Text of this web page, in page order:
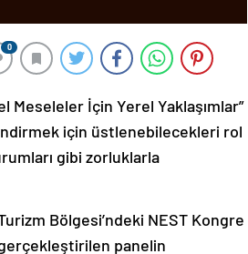
0
Meseleler İçin Yerel Yaklaşımlar”
için üstlenebilecekleri rol
gibi zorluklarla
Bölgesi’ndeki NEST Kongre
panelin